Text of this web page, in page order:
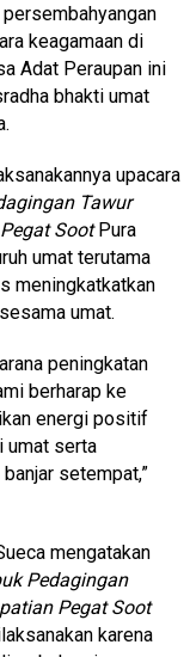
keagamaan di
Adat Peraupan ini
bhakti umat
upacara
Tawur
SootPura
umat terutama
meningkatkatkan
umat.
peningkatan
berharap ke
energi positif
umat serta
setempat,”
mengatakan
Pedagingan
Pegat Soot
karena